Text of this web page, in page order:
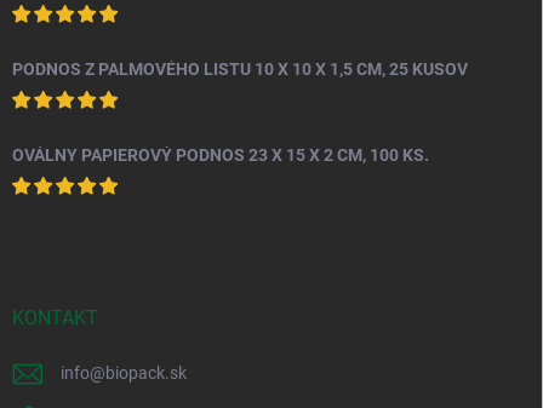
PODNOS Z PALMOVÉHO LISTU 10 X 10 X 1,5 CM, 25 KUSOV
OVÁLNY PAPIEROVÝ PODNOS 23 X 15 X 2 CM, 100 KS.
KONTAKT
info@biopack.sk